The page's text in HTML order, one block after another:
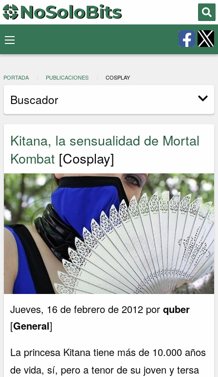
PORTADA PUBLICACIONES COSPLAY
Buscador
Kitana, la sensualidad de Mortal
Kombat [Cosplay]
Jueves, 16 de febrero de 2012 porquber
[General]
La princesa Kitana tiene más de 10.000 años
de vida, sí, pero a tenor de su joven y tersa